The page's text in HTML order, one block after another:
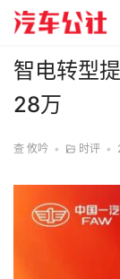
智电转型
28万
查 攸吟 • 时评 •